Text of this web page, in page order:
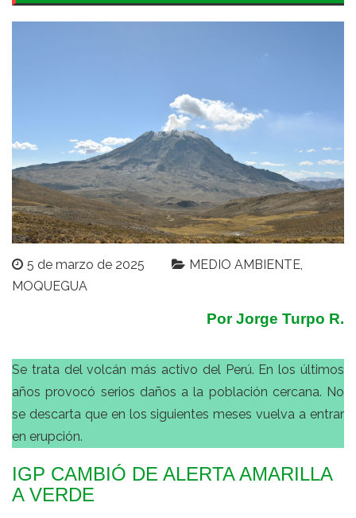
5 de marzo de 2025
MEDIO AMBIENTE
MOQUEGUA
Por Jorge Turpo R.
Se trata del volcán más activo del Perú. En los últimos
años provocó serios daños a la población cercana. No
se descarta que en los siguientes meses vuelva a entrar
en erupción.
IGP CAMBIÓ DE ALERTA AMARILLA
A VERDE